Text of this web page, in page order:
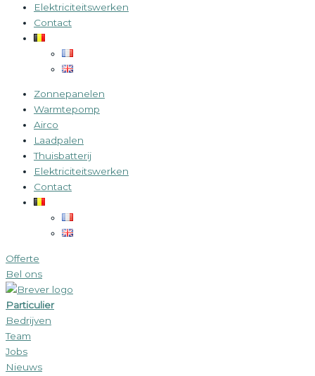
Elektriciteitswerken
Contact
Zonnepanelen
Warmtepomp
Airco
Laadpalen
Thuisbatterij
Elektriciteitswerken
Contact
Offerte
Bel ons
Particulier
Bedrijven
Team
Jobs
Nieuws